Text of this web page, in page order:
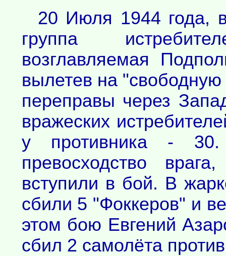
20 Июля 1944 года,
группа
возглавляемая
вылетев на "свободную
переправы через
вражеских
у противника - 30.
превосходство
вступили в бой. В
сбили 5 "Фоккеров" и
этом бою Евгений
сбил 2 самолёта